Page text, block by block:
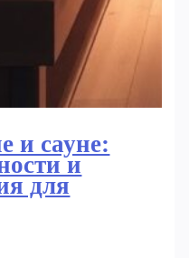
и сауне:
и
для